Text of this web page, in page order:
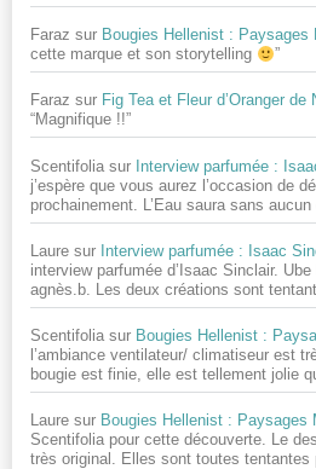
Faraz sur Bougies Hellenist : Paysages
cette marque et son storytelling
”
Faraz sur Fig Tea et Fleur d’Oranger
“Magnifique !!”
Scentifolia sur Interview parfumée :
j’espère que vous aurez l’occasion de
prochainement. L’Eau saura sans
Laure sur Interview parfumée : Isaac
interview parfumée d’Isaac Sinclair.
agnès.b. Les deux créations sont
Scentifolia sur Bougies Hellenist :
l’ambiance ventilateur/ climatiseur est
bougie est finie, elle est tellement jolie
Laure sur Bougies Hellenist : Paysages
Scentifolia pour cette découverte. Le
très original. Elles sont toutes tentantes